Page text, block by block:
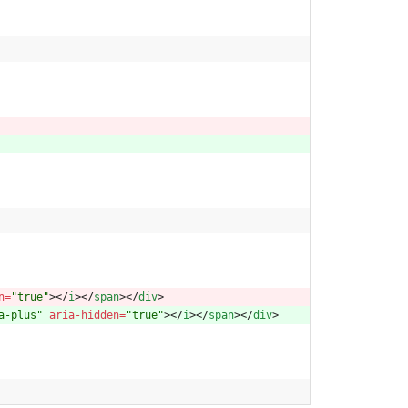
="true"></i></span></div>
plus" aria-hidden="true"></i></span></div>